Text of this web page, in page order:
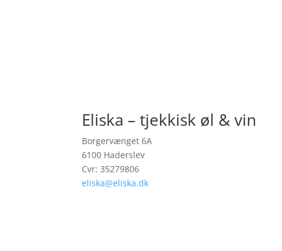
Eliska – tjekkisk øl & vin
Borgervænget 6A
6100 Haderslev
Cvr: 35279806
eliska@eliska.dk